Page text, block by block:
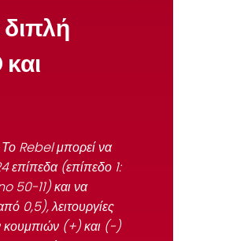
και
Το Rebel μπορεί να
επίπεδα (επίπεδο 1:
50-11) και να
0,5), λειτουργίες
κουμπιών (+) και (-)